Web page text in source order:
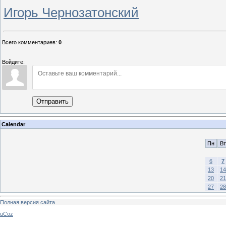
Игорь Чернозатонский
Всего комментариев: 0
Войдите:
Отправить
Calendar
Пн Вт
6
7
13
14
20
21
27
28
Полная версия сайта
uCoz